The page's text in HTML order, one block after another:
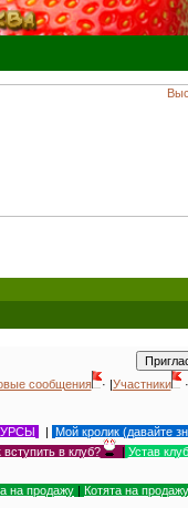
сообщения · |Участники
| Мой кролик (давайте
вступить в клуб? | Устав
на продажу | Котята на продажу